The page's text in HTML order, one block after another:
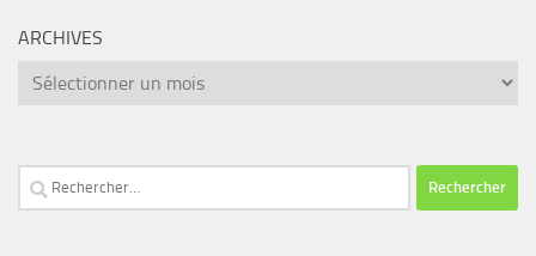
ARCHIVES
Archives
Rechercher :